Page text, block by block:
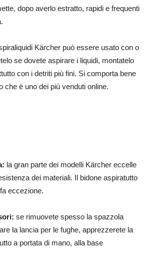
dopo averlo estratto, rapidi e frequenti
Kärcher può essere usato con o
se dovete aspirare i liquidi, montatelo
con i detriti più fini. Si comporta bene
che è uno dei più venduti online.
la gran parte dei modelli Kärcher eccelle
dei materiali. Il bidone aspiratutto
eccezione.
se rimuovete spesso la spazzola
la lancia per le fughe, apprezzerete la
a portata di mano, alla base